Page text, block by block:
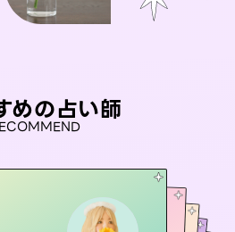
めの占い師